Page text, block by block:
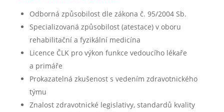
Odborná způsobilost dle zákona č. 95/2004 Sb.
Specializovaná způsobilost (atestace) v oboru
rehabilitační a fyzikální medicína
Licence ČLK pro výkon funkce vedoucího lékaře
a primáře
Prokazatelná zkušenost s vedením zdravotnického
týmu
Znalost zdravotnické legislativy, standardů kvality